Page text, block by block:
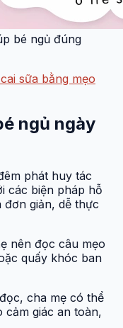
bé ngủ đúng
sữa bằng mẹo
ngủ ngày
phát huy tác
các biện pháp hỗ
giản, dễ thực
nên đọc câu mẹo
quấy khóc ban
cha mẹ có thể
giác an toàn,